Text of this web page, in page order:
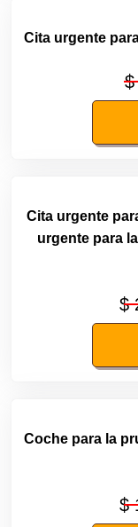
Cita urgente
$
Cita urgente
urgente para
$
Coche para la
$